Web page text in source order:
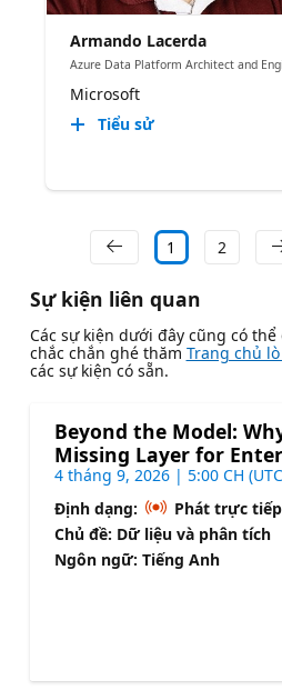
Armando Lacerda
Azure Data Platform Architect and
Microsoft
Tiểu sử
1 2
Sự kiện liên quan
Các sự kiện dưới đây cũng có
chắc chắn ghé thăm Trang chủ
các sự kiện có sẵn.
Beyond the Model:
Missing Layer for
4 tháng 9, 2026 | 5:00 CH
Định dạng:
Phát trực tiếp
Chủ đề: Dữ liệu và phân tích
Ngôn ngữ: Tiếng Anh